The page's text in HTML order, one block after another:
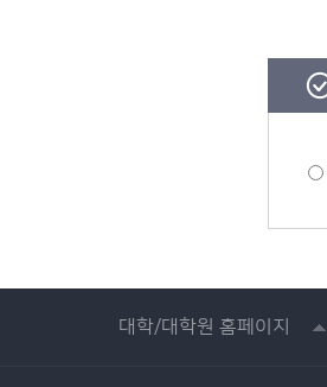
대학/대학원 홈페이지